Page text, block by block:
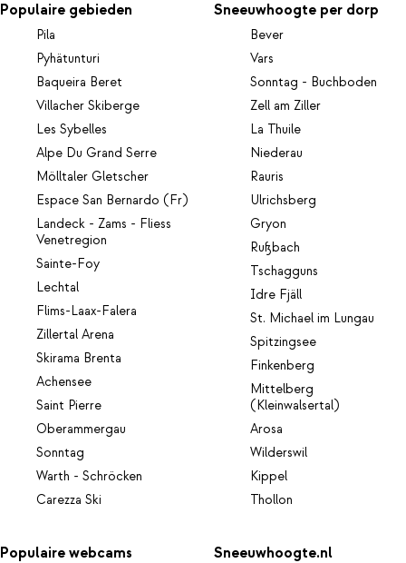
Populaire gebieden
Pila
Pyhätunturi
Baqueira Beret
Villacher Skiberge
Les Sybelles
Alpe Du Grand Serre
Mölltaler Gletscher
Espace San Bernardo (Fr)
Landeck - Zams - Fliess
Venetregion
Sainte-Foy
Lechtal
Flims-Laax-Falera
Zillertal Arena
Skirama Brenta
Achensee
Saint Pierre
Oberammergau
Sonntag
Warth - Schröcken
Carezza Ski
Sneeuwhoogte per dorp
Bever
Vars
Sonntag - Buchboden
Zell am Ziller
La Thuile
Niederau
Rauris
Ulrichsberg
Gryon
Rußbach
Tschagguns
Idre Fjäll
St. Michael im Lungau
Spitzingsee
Finkenberg
Mittelberg
(Kleinwalsertal)
Arosa
Wilderswil
Kippel
Thollon
Populaire webcams Sneeuwhoogte.nl